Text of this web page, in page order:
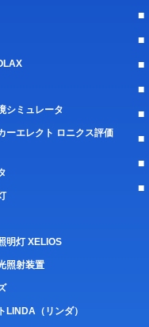
シミュレータ
ーエレクト ロニクス評価
明灯 XELIOS
照射装置
LINDA（リンダ）